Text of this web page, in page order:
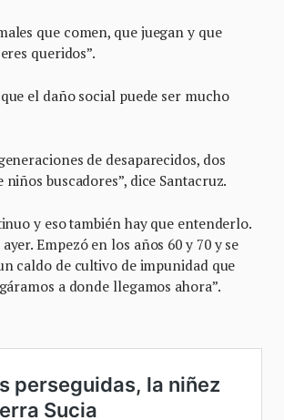
que comen, que juegan y que
queridos”.
el daño social puede ser mucho
de desaparecidos, dos
niños buscadores”, dice Santacruz.
y eso también hay que entenderlo.
Empezó en los años 60 y 70 y se
caldo de cultivo de impunidad que
a donde llegamos ahora”.